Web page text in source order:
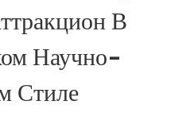
В
Научно-
Стиле